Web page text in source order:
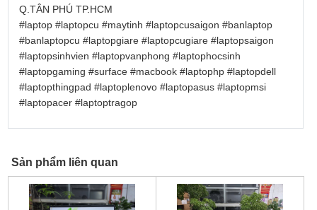
Q.TÂN PHÚ TP.HCM
#laptop #laptopcu #maytinh #laptopcusaigon #banlaptop
#banlaptopcu #laptopgiare #laptopcugiare #laptopsaigon
#laptopsinhvien #laptopvanphong #laptophocsinh
#laptopgaming #surface #macbook #laptophp #laptopdell
#laptopthingpad #laptoplenovo #laptopasus #laptopmsi
#laptopacer #laptoptragop
Sản phẩm liên quan